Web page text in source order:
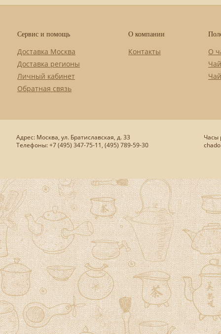
Сервис и помощь
Доставка Москва
Доставка регионы
Личный кабинет
Обратная связь
О компании
Контакты
О
Адрес: Москва, ул. Братиславская, д. 33
Телефоны: +7 (495) 347-75-11, (495) 789-59-30
Часы